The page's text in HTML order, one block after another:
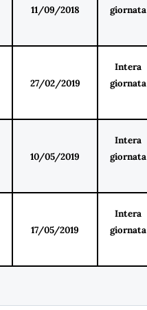
11/09/2018
giornata
27/02/2019
Intera
giornata
10/05/2019
Intera
giornata
17/05/2019
Intera
giornata